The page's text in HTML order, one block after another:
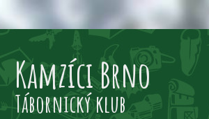
Kamzíci Brno
Tábornický klub